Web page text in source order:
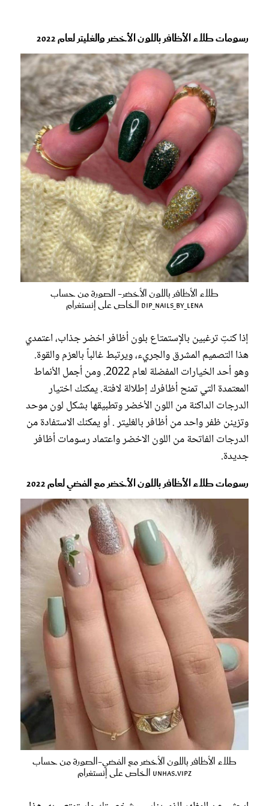
رسومات طلاء الأظافر باللون الأخضر والغليتر لعام 2022
طلاء الأظافر باللون الأخضر- الصورة من حساب
dip_nails_by_lena الخاص على إنستغرام
إذا كنتِ ترغبين بالإستمتاع بلون أظافر اخضر جذاب، اعتمدي
هذا التصميم المشرق والجريء، ويرتبط غالباً بالعزم والقوة.
وهو أحد الخيارات المفضلة لعام 2022. ومن أجمل الأنماط
المعتمدة التي تمنح أظافرك إطلالة لافتة. يمكنك اختيار
الدرجات الداكنة من اللون الأخضر وتطبيقها بشكل لون موحد
وتزينن ظفر واحد من أظافر بالغليتر . أو يمكنك الاستفادة من
الدرجات الفاتحة من اللون الاخضر واعتماد رسومات أظافر
جديدة.
رسومات طلاء الأظافر باللون الأخضر مع الفضي لعام 2022
طلاء الأظافر باللون الأخضر مع الفضي-الصورة من حساب
unhas.vipz الخاص على إنستغرام